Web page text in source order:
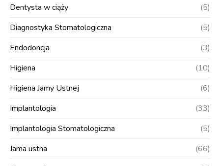
Dentysta w ciąży
(5)
Diagnostyka Stomatologiczna
(5)
Endodoncja
(3)
Higiena
(10)
Higiena Jamy Ustnej
(6)
Implantologia
(33)
Implantologia Stomatologiczna
(5)
Jama ustna
(66)